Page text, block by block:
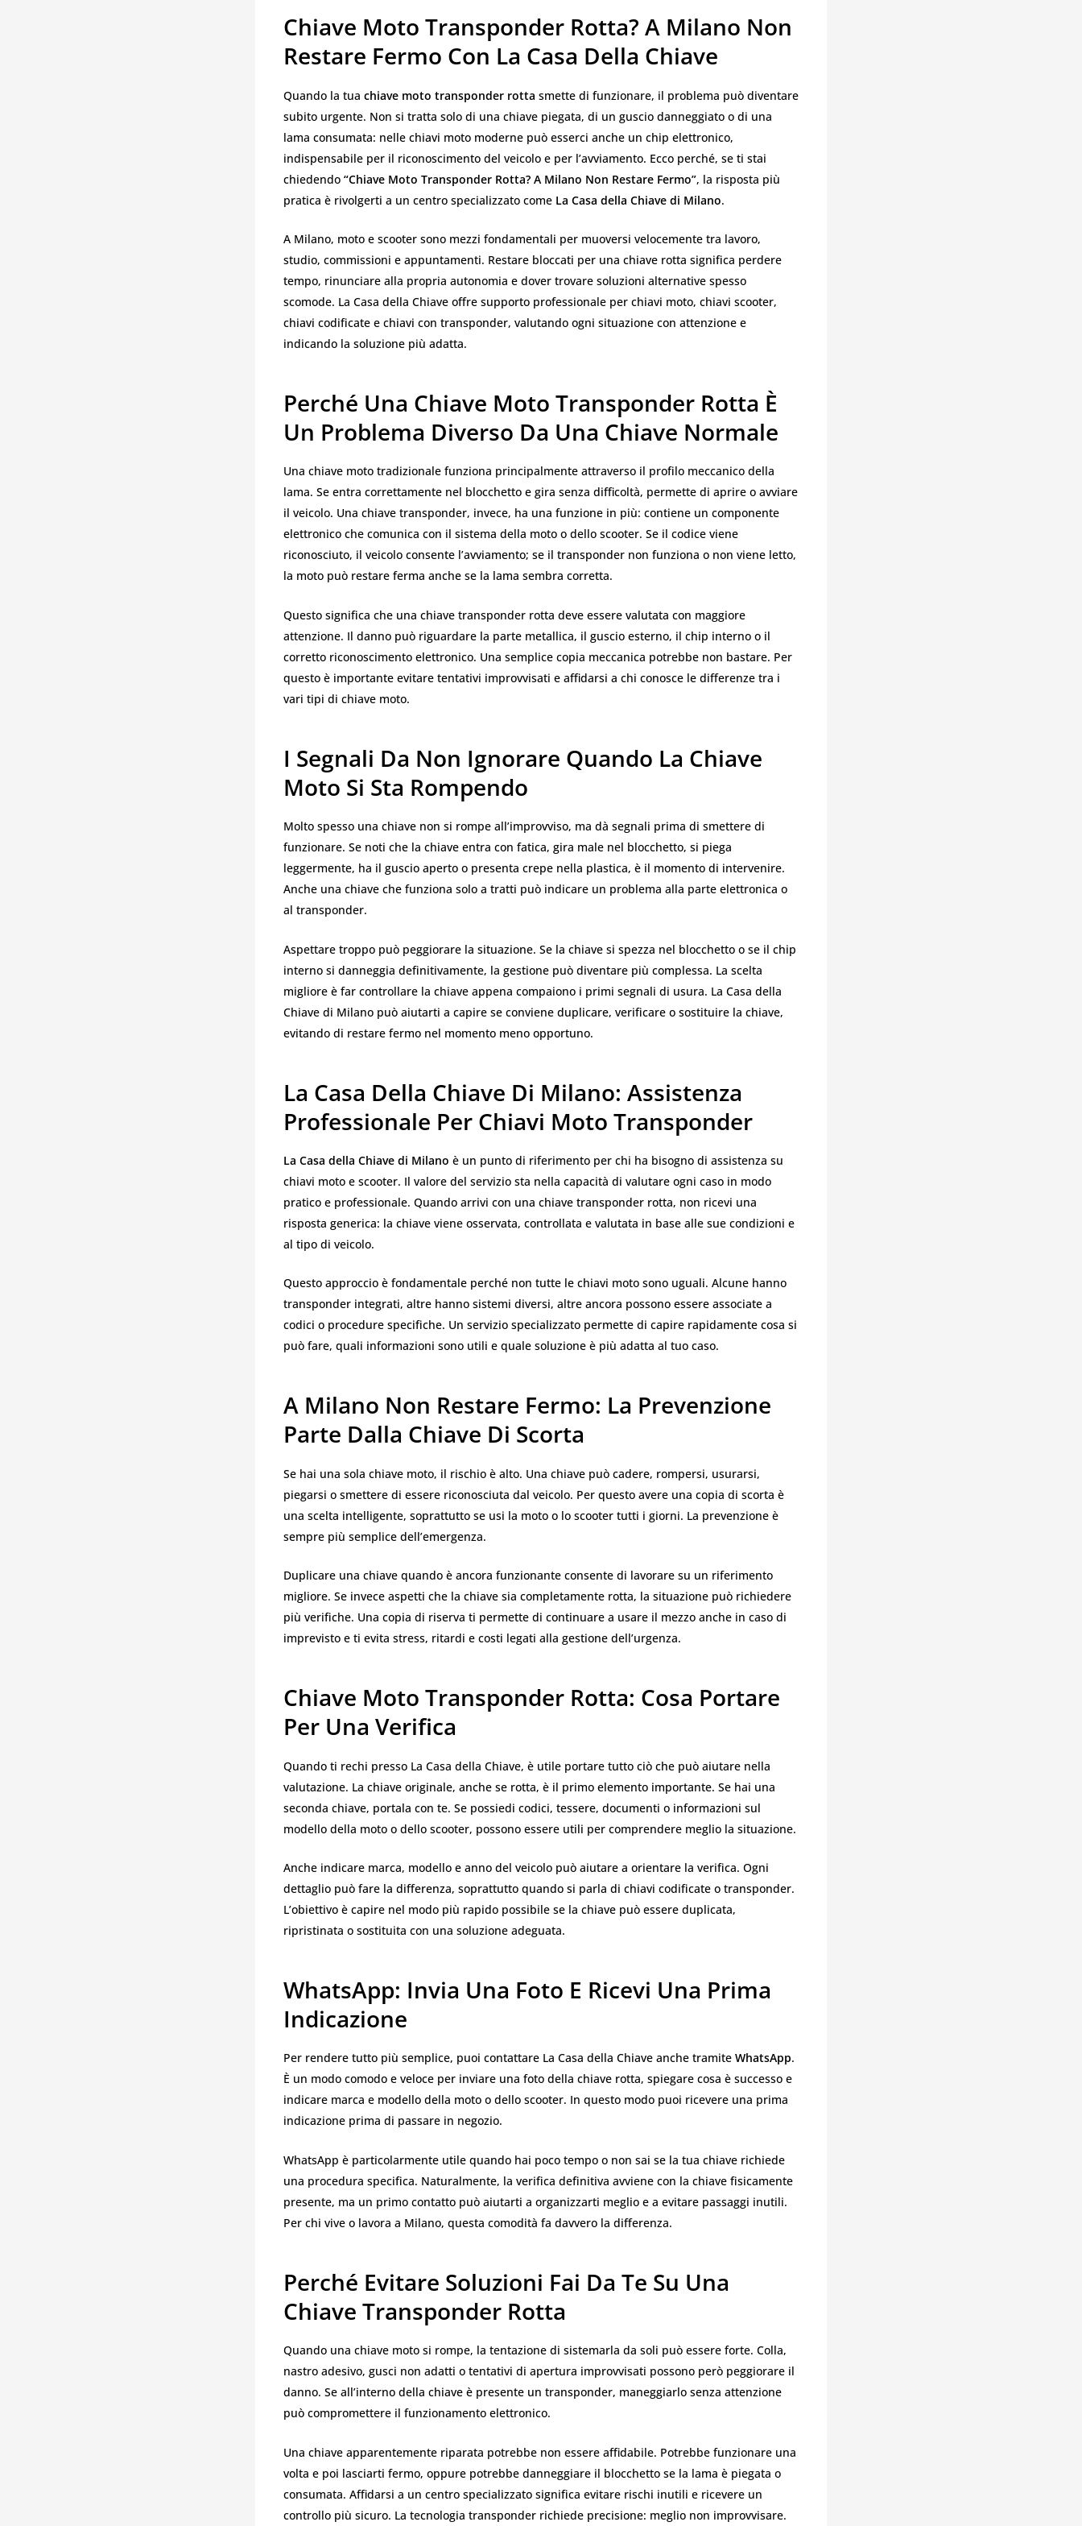
Chiave Moto Transponder Rotta? A Milano Non
Restare Fermo Con La Casa Della Chiave
Quando la tua chiave moto transponder rotta smette di funzionare, il problema può diventare
subito urgente. Non si tratta solo di una chiave piegata, di un guscio danneggiato o di una
lama consumata: nelle chiavi moto moderne può esserci anche un chip elettronico,
indispensabile per il riconoscimento del veicolo e per l’avviamento. Ecco perché, se ti stai
chiedendo “Chiave Moto Transponder Rotta? A Milano Non Restare Fermo”, la risposta più
pratica è rivolgerti a un centro specializzato come La Casa della Chiave di Milano.
A Milano, moto e scooter sono mezzi fondamentali per muoversi velocemente tra lavoro,
studio, commissioni e appuntamenti. Restare bloccati per una chiave rotta significa perdere
tempo, rinunciare alla propria autonomia e dover trovare soluzioni alternative spesso
scomode. La Casa della Chiave offre supporto professionale per chiavi moto, chiavi scooter,
chiavi codificate e chiavi con transponder, valutando ogni situazione con attenzione e
indicando la soluzione più adatta.
Perché Una Chiave Moto Transponder Rotta È
Un Problema Diverso Da Una Chiave Normale
Una chiave moto tradizionale funziona principalmente attraverso il profilo meccanico della
lama. Se entra correttamente nel blocchetto e gira senza difficoltà, permette di aprire o avviare
il veicolo. Una chiave transponder, invece, ha una funzione in più: contiene un componente
elettronico che comunica con il sistema della moto o dello scooter. Se il codice viene
riconosciuto, il veicolo consente l’avviamento; se il transponder non funziona o non viene letto,
la moto può restare ferma anche se la lama sembra corretta.
Questo significa che una chiave transponder rotta deve essere valutata con maggiore
attenzione. Il danno può riguardare la parte metallica, il guscio esterno, il chip interno o il
corretto riconoscimento elettronico. Una semplice copia meccanica potrebbe non bastare. Per
questo è importante evitare tentativi improvvisati e affidarsi a chi conosce le differenze tra i
vari tipi di chiave moto.
I Segnali Da Non Ignorare Quando La Chiave
Moto Si Sta Rompendo
Molto spesso una chiave non si rompe all’improvviso, ma dà segnali prima di smettere di
funzionare. Se noti che la chiave entra con fatica, gira male nel blocchetto, si piega
leggermente, ha il guscio aperto o presenta crepe nella plastica, è il momento di intervenire.
Anche una chiave che funziona solo a tratti può indicare un problema alla parte elettronica o
al transponder.
Aspettare troppo può peggiorare la situazione. Se la chiave si spezza nel blocchetto o se il chip
interno si danneggia definitivamente, la gestione può diventare più complessa. La scelta
migliore è far controllare la chiave appena compaiono i primi segnali di usura. La Casa della
Chiave di Milano può aiutarti a capire se conviene duplicare, verificare o sostituire la chiave,
evitando di restare fermo nel momento meno opportuno.
La Casa Della Chiave Di Milano: Assistenza
Professionale Per Chiavi Moto Transponder
La Casa della Chiave di Milano è un punto di riferimento per chi ha bisogno di assistenza su
chiavi moto e scooter. Il valore del servizio sta nella capacità di valutare ogni caso in modo
pratico e professionale. Quando arrivi con una chiave transponder rotta, non ricevi una
risposta generica: la chiave viene osservata, controllata e valutata in base alle sue condizioni e
al tipo di veicolo.
Questo approccio è fondamentale perché non tutte le chiavi moto sono uguali. Alcune hanno
transponder integrati, altre hanno sistemi diversi, altre ancora possono essere associate a
codici o procedure specifiche. Un servizio specializzato permette di capire rapidamente cosa si
può fare, quali informazioni sono utili e quale soluzione è più adatta al tuo caso.
A Milano Non Restare Fermo: La Prevenzione
Parte Dalla Chiave Di Scorta
Se hai una sola chiave moto, il rischio è alto. Una chiave può cadere, rompersi, usurarsi,
piegarsi o smettere di essere riconosciuta dal veicolo. Per questo avere una copia di scorta è
una scelta intelligente, soprattutto se usi la moto o lo scooter tutti i giorni. La prevenzione è
sempre più semplice dell’emergenza.
Duplicare una chiave quando è ancora funzionante consente di lavorare su un riferimento
migliore. Se invece aspetti che la chiave sia completamente rotta, la situazione può richiedere
più verifiche. Una copia di riserva ti permette di continuare a usare il mezzo anche in caso di
imprevisto e ti evita stress, ritardi e costi legati alla gestione dell’urgenza.
Chiave Moto Transponder Rotta: Cosa Portare
Per Una Verifica
Quando ti rechi presso La Casa della Chiave, è utile portare tutto ciò che può aiutare nella
valutazione. La chiave originale, anche se rotta, è il primo elemento importante. Se hai una
seconda chiave, portala con te. Se possiedi codici, tessere, documenti o informazioni sul
modello della moto o dello scooter, possono essere utili per comprendere meglio la situazione.
Anche indicare marca, modello e anno del veicolo può aiutare a orientare la verifica. Ogni
dettaglio può fare la differenza, soprattutto quando si parla di chiavi codificate o transponder.
L’obiettivo è capire nel modo più rapido possibile se la chiave può essere duplicata,
ripristinata o sostituita con una soluzione adeguata.
WhatsApp: Invia Una Foto E Ricevi Una Prima
Indicazione
Per rendere tutto più semplice, puoi contattare La Casa della Chiave anche tramite WhatsApp.
È un modo comodo e veloce per inviare una foto della chiave rotta, spiegare cosa è successo e
indicare marca e modello della moto o dello scooter. In questo modo puoi ricevere una prima
indicazione prima di passare in negozio.
WhatsApp è particolarmente utile quando hai poco tempo o non sai se la tua chiave richiede
una procedura specifica. Naturalmente, la verifica definitiva avviene con la chiave fisicamente
presente, ma un primo contatto può aiutarti a organizzarti meglio e a evitare passaggi inutili.
Per chi vive o lavora a Milano, questa comodità fa davvero la differenza.
Perché Evitare Soluzioni Fai Da Te Su Una
Chiave Transponder Rotta
Quando una chiave moto si rompe, la tentazione di sistemarla da soli può essere forte. Colla,
nastro adesivo, gusci non adatti o tentativi di apertura improvvisati possono però peggiorare il
danno. Se all’interno della chiave è presente un transponder, maneggiarlo senza attenzione
può compromettere il funzionamento elettronico.
Una chiave apparentemente riparata potrebbe non essere affidabile. Potrebbe funzionare una
volta e poi lasciarti fermo, oppure potrebbe danneggiare il blocchetto se la lama è piegata o
consumata. Affidarsi a un centro specializzato significa evitare rischi inutili e ricevere un
controllo più sicuro. La tecnologia transponder richiede precisione: meglio non improvvisare.